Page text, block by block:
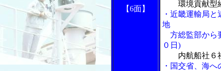
【6面】
環境貢献型
・近畿運輸局
地
方総監部から
０日)
内航船社６
・国交省、海